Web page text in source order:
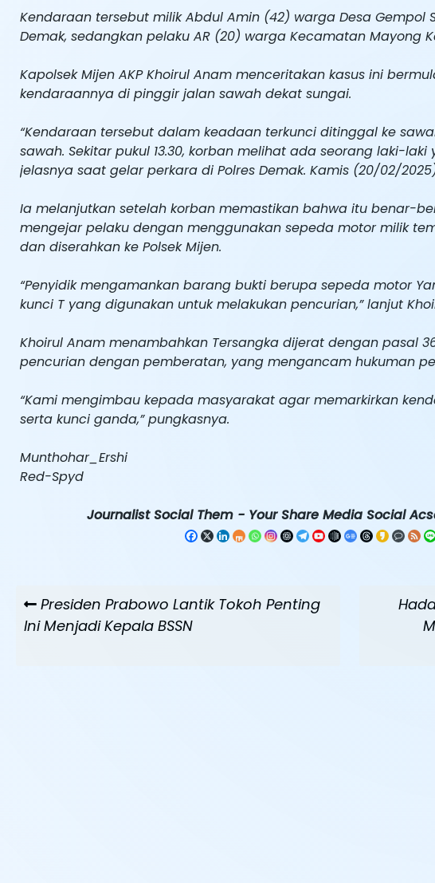
Kendaraan tersebut milik Abdul Amin (42) warga Desa Gempol
Demak, sedangkan pelaku AR (20) warga Kecamatan Mayong
Kapolsek Mijen AKP Khoirul Anam menceritakan kasus ini
kendaraannya di pinggir jalan sawah dekat sungai.
“Kendaraan tersebut dalam keadaan terkunci ditinggal ke
sawah. Sekitar pukul 13.30, korban melihat ada seorang laki-
jelasnya saat gelar perkara di Polres Demak. Kamis (20/02/
Ia melanjutkan setelah korban memastikan bahwa itu benar-
mengejar pelaku dengan menggunakan sepeda motor milik
dan diserahkan ke Polsek Mijen.
“Penyidik mengamankan barang bukti berupa sepeda motor
kunci T yang digunakan untuk melakukan pencurian,” lanjut
Khoirul Anam menambahkan Tersangka dijerat dengan pasal
pencurian dengan pemberatan, yang mengancam hukuman
“Kami mengimbau kepada masyarakat agar memarkirkan
serta kunci ganda,” pungkasnya.
Munthohar_Ershi
Red-Spyd
Journalist Social Them - Your Share Media Social
posPrevious
Post
Presiden Prabowo Lantik Tokoh Penting
Ini Menjadi Kepala BSSN
Next